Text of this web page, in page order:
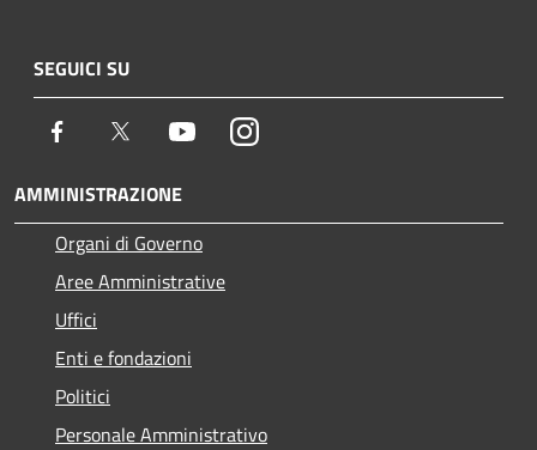
SEGUICI SU
Facebook Twitter YoutubeInstagram
AMMINISTRAZIONE
Organi di Governo
Aree Amministrative
Uffici
Enti e fondazioni
Politici
Personale Amministrativo